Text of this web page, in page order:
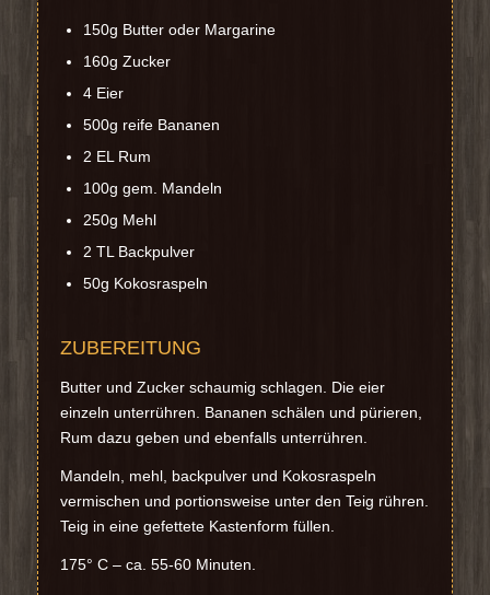
150g Butter oder Margarine
160g Zucker
4 Eier
500g reife Bananen
2 EL Rum
100g gem. Mandeln
250g Mehl
2 TL Backpulver
50g Kokosraspeln
ZUBEREITUNG
Butter und Zucker schaumig schlagen. Die eier
einzeln unterrühren. Bananen schälen und pürieren,
Rum dazu geben und ebenfalls unterrühren.
Mandeln, mehl, backpulver und Kokosraspeln
vermischen und portionsweise unter den Teig rühren.
Teig in eine gefettete Kastenform füllen.
175° C – ca. 55-60 Minuten.